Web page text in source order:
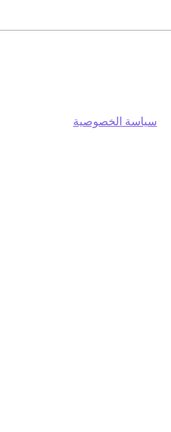
سياسة الخصوصية